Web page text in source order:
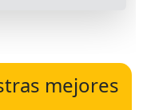
mejores